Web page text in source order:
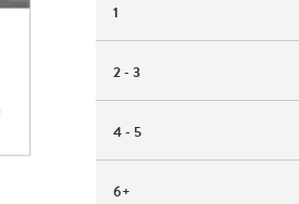
1
2 - 3
4 - 5
6+